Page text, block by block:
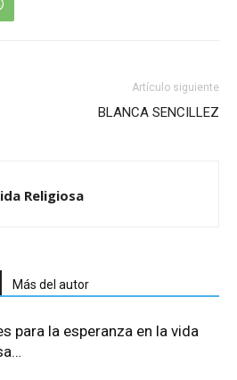
Artículo siguiente
BLANCA SENCILLEZ
Religiosa
Más del autor
para la esperanza en la vida